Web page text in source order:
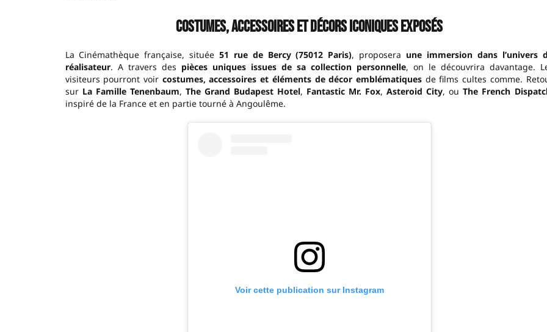
Costumes, accessoires et décors iconiques exposés
La Cinémathèque française, située 51 rue de Bercy (75012 Paris), proposera une immersion dans l’univers
réalisateur. A travers des pièces uniques issues de sa collection personnelle, on le découvrira davantage.
visiteurs pourront voir costumes, accessoires et éléments de décor emblématiquesde films cultes comme.
sur La Famille Tenenbaum, The Grand Budapest Hotel, Fantastic Mr. Fox,Asteroid City, ouThe French
inspiré de la France et en partie tourné à Angoulême.
Voir cette publication sur Instagram